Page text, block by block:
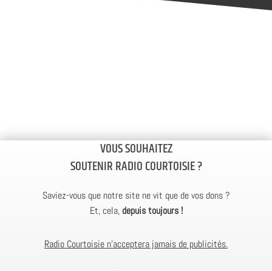
VOUS SOUHAITEZ
SOUTENIR RADIO COURTOISIE ?
Saviez-vous que notre site ne vit que de vos dons ?
Et, cela, depuis toujours !
Radio Courtoisie n’acceptera jamais de publicités.